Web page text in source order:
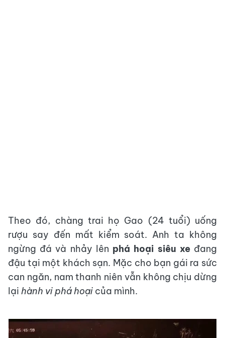
Theo đó, chàng trai họ Gao (24 tuổi) uống
rượu say đến mất kiểm soát. Anh ta không
ngừng đá và nhảy lên phá hoại siêu xeđang
đậu tại một khách sạn. Mặc cho bạn gái ra sức
can ngăn, nam thanh niên vẫn không chịu dừng
lại hành vi phá hoại của mình.